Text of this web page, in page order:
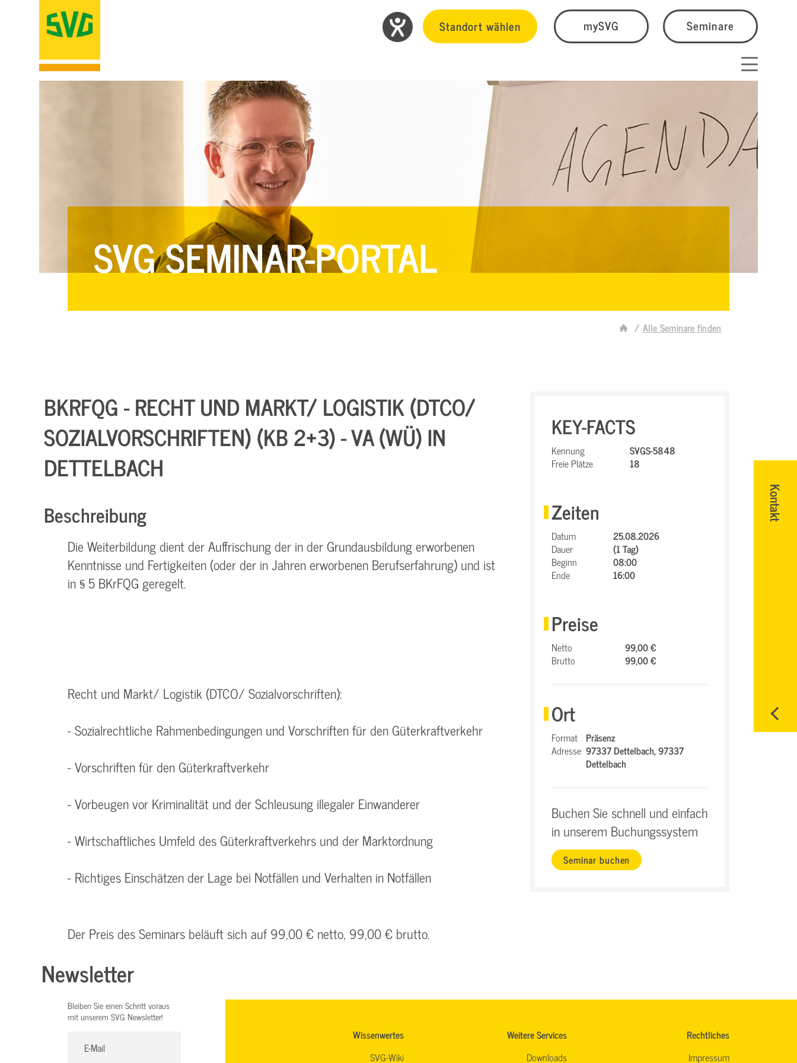
Standort wählen mySVG Seminare
SVG SEMINAR-PORTAL
Alle Seminare finden
Kontakt
BKRFQG - RECHT UND MARKT/ LOGISTIK (DTCO/
SOZIALVORSCHRIFTEN) (KB 2+3) - VA (WÜ) IN
DETTELBACH
Beschreibung
Die Weiterbildung dient der Auffrischung der in der Grundausbildung erworbenen
Kenntnisse und Fertigkeiten (oder der in Jahren erworbenen Berufserfahrung) und ist
in § 5 BKrFQG geregelt.
Recht und Markt/ Logistik (DTCO/ Sozialvorschriften):
- Sozialrechtliche Rahmenbedingungen und Vorschriften für den Güterkraftverkehr
- Vorschriften für den Güterkraftverkehr
- Vorbeugen vor Kriminalität und der Schleusung illegaler Einwanderer
- Wirtschaftliches Umfeld des Güterkraftverkehrs und der Marktordnung
- Richtiges Einschätzen der Lage bei Notfällen und Verhalten in Notfällen
Der Preis des Seminars beläuft sich auf 99,00 € netto, 99,00 € brutto.
KEY-FACTS
Kennung
SVGS-5848
Freie Plätze
18
Zeiten
Datum
25.08.2026
Dauer
(1 Tag)
Beginn
08:00
Ende
16:00
Preise
Netto
99,00 €
Brutto
99,00 €
Ort
Format Präsenz
Adresse 97337 Dettelbach,97337
Dettelbach
Buchen Sie schnell und einfach
in unserem Buchungssystem
Seminar buchen
Newsletter
Bleiben Sie einen Schritt voraus
mit unserem SVG Newsletter!
Wissenwertes
SVG-Wiki
Weitere Services
Downloads
Rechtliches
Impressum